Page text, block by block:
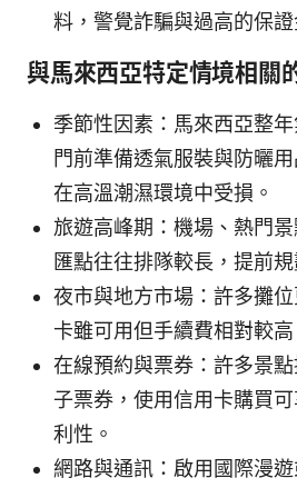
料，警覺詐騙與過高的保證
與馬來西亞特定情境相關
季節性因素：馬來西亞整
門前準備透氣服裝與防曬
在高溫潮濕環境中受損。
旅遊高峰期：機場、熱門
匯點往往排隊較長，提前規
夜市與地方市場：許多攤
卡雖可用但手續費相對較
在線預約與票券：許多景
子票券，使用信用卡購買
利性。
網路與通訊：啟用國際漫